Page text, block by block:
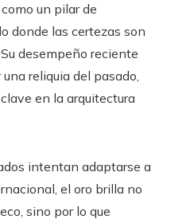
un pilar de
donde las certezas son
desempeño reciente
reliquia del pasado,
en la arquitectura
intentan adaptarse a
el oro brilla no
sino por lo que